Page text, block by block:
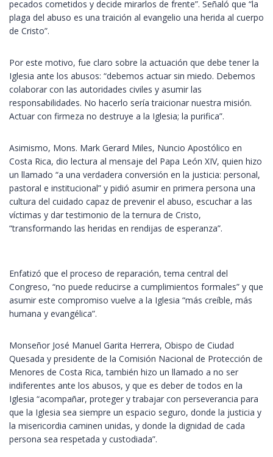
pecados cometidos y decide mirarlos de frente”. Señaló que “la
plaga del abuso es una traición al evangelio una herida al cuerpo
de Cristo”.
Por este motivo, fue claro sobre la actuación que debe tener la
Iglesia ante los abusos: “debemos actuar sin miedo. Debemos
colaborar con las autoridades civiles y asumir las
responsabilidades. No hacerlo sería traicionar nuestra misión.
Actuar con firmeza no destruye a la Iglesia; la purifica”.
Asimismo, Mons. Mark Gerard Miles, Nuncio Apostólico en
Costa Rica, dio lectura al mensaje del Papa León XIV, quien hizo
un llamado “a una verdadera conversión en la justicia: personal,
pastoral e institucional” y pidió asumir en primera persona una
cultura del cuidado capaz de prevenir el abuso, escuchar a las
víctimas y dar testimonio de la ternura de Cristo,
“transformando las heridas en rendijas de esperanza”.
Enfatizó que el proceso de reparación, tema central del
Congreso, “no puede reducirse a cumplimientos formales” y que
asumir este compromiso vuelve a la Iglesia “más creíble, más
humana y evangélica”.
Monseñor José Manuel Garita Herrera, Obispo de Ciudad
Quesada y presidente de la Comisión Nacional de Protección de
Menores de Costa Rica, también hizo un llamado a no ser
indiferentes ante los abusos, y que es deber de todos en la
Iglesia “acompañar, proteger y trabajar con perseverancia para
que la Iglesia sea siempre un espacio seguro, donde la justicia y
la misericordia caminen unidas, y donde la dignidad de cada
persona sea respetada y custodiada”.